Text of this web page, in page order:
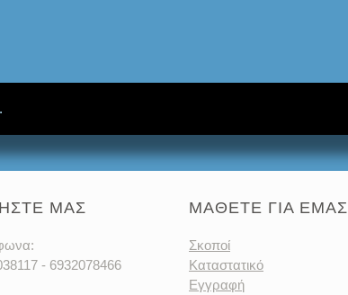
ΜΑΣ
- 6932078466
ΜΑΘΕΤΕ ΓΙΑ ΕΜΑΣ
Σκοποί
Καταστατικό
Εγγραφή